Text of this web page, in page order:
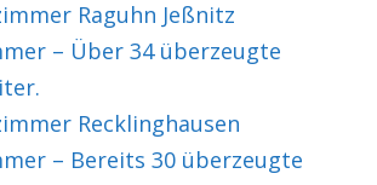
Raguhn Jeßnitz
– Über 34 überzeugte
Recklinghausen
– Bereits 30 überzeugte